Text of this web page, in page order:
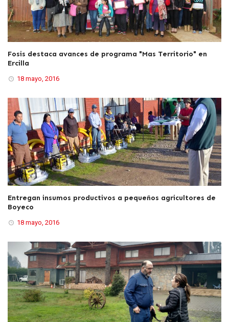
Fosis destaca avances de programa "Mas Territorio" en
Ercilla
18 mayo, 2016
Entregan insumos productivos a pequeños agricultores de
Boyeco
18 mayo, 2016